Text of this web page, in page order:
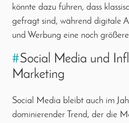
könnte dazu führen, dass
gefragt sind, während digitale
und Werbung eine noch
#Social Media und
Marketing
Social Media bleibt auch im
dominierender Trend, der die